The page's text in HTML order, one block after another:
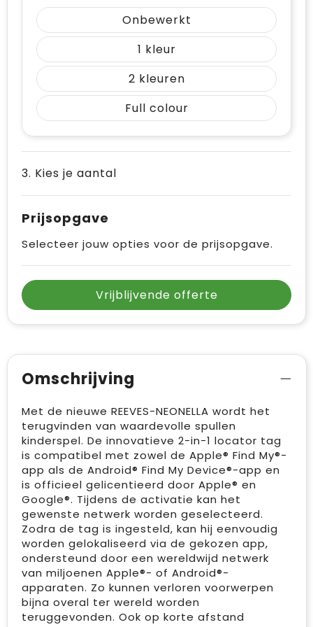
Vrije tijd en Strand
Waterflesjes
Winterse inspiratie
Themapakketten
Draagtassen
Golftassen
Trolleys
Goodiebags
Onbewerkt
1
2
Full colour
3. Kies je aantal
Prijsopgave
Selecteer jouw opties voor de prijsopgave.
Vrijblijvende offerte
Omschrijving
Met de nieuwe REEVES-NEONELLA wordt het
terugvinden van waardevolle spullen
kinderspel. De innovatieve 2-in-1 locator tag
is compatibel met zowel de Apple® Find My®-
app als de Android® Find My Device®-app en
is officieel gelicentieerd door Apple® en
Google®. Tijdens de activatie kan het
gewenste netwerk worden geselecteerd.
Zodra de tag is ingesteld, kan hij eenvoudig
worden gelokaliseerd via de gekozen app,
ondersteund door een wereldwijd netwerk
van miljoenen Apple®- of Android®-
apparaten. Zo kunnen verloren voorwerpen
bijna overal ter wereld worden
teruggevonden. Ook op korte afstand